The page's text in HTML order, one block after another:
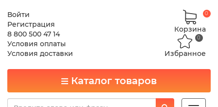
Войти
Регистрация
8 800 500 47 14
Условия оплаты
Условия доставки
Корзина
0
Избранное
0
Каталог товаров